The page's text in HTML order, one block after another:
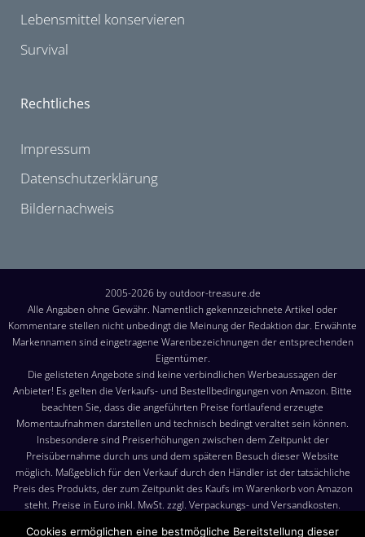
Lebensmittel konservieren
Survival
Rechtliches
Impressum
Datenschutzerklärung
Bildernachweis
2005-2026 by outdoor-treasure.de
Alle Angaben ohne Gewähr. Namentlich gekennzeichnete Artikel oder
Kommentare stellen nicht unbedingt die Meinung der Redaktion dar. Erwähnte
Markennamen sind eingetragene Warenbezeichnungen der entsprechenden
Eigentümer.
Die gelisteten Angebote sind keine verbindlichen Werbeaussagen der
Anbieter! Es gelten die Verkaufs- und Bestellbedingungen von Amazon. Bitte
beachten Sie, dass die angeführten Preise fortlaufend erzeugte
Momentaufnahmen darstellen und technisch bedingt veraltet sein können.
Insbesondere sind Preiserhöhungen zwischen dem Zeitpunkt der
Preisübernahme durch uns und dem späteren Besuch dieser Website
möglich. Maßgeblich für den Verkauf durch den Händler ist der tatsächliche
Preis des Produkts, der zum Zeitpunkt des Kaufs im Warenkorb von Amazon
steht. Preise in Euro inkl. MwSt. zzgl. Verpackungs- und Versandkosten.
Cookies ermöglichen eine bestmögliche Bereitstellung dieser